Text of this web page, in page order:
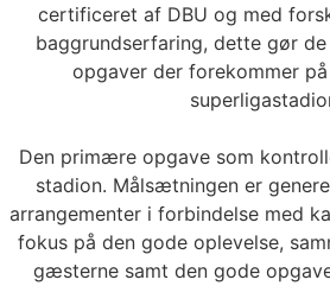
certificeret af DBU og med
baggrundserfaring, dette gør
opgaver der forekommer
Den primære opgave som
stadion. Målsætningen er
arrangementer i forbindelse med
fokus på den gode oplevelse,
gæsterne samt den gode